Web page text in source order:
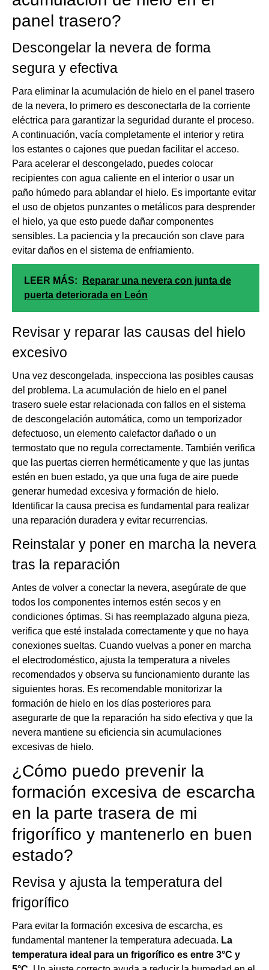
panel trasero?
Descongelar la nevera de forma
segura y efectiva
Para eliminar la acumulación de hielo en el panel trasero
de la nevera, lo primero es desconectarla de la corriente
eléctrica para garantizar la seguridad durante el proceso.
A continuación, vacía completamente el interior y retira
los estantes o cajones que puedan facilitar el acceso.
Para acelerar el descongelado, puedes colocar
recipientes con agua caliente en el interior o usar un
paño húmedo para ablandar el hielo. Es importante evitar
el uso de objetos punzantes o metálicos para desprender
el hielo, ya que esto puede dañar componentes
sensibles. La paciencia y la precaución son clave para
evitar daños en el sistema de enfriamiento.
LEER MÁS:
Reparar una nevera con junta de
puerta deteriorada en León
Revisar y reparar las causas del hielo
excesivo
Una vez descongelada, inspecciona las posibles causas
del problema. La acumulación de hielo en el panel
trasero suele estar relacionada con fallos en el sistema
de descongelación automática, como un temporizador
defectuoso, un elemento calefactor dañado o un
termostato que no regula correctamente. También verifica
que las puertas cierren herméticamente y que las juntas
estén en buen estado, ya que una fuga de aire puede
generar humedad excesiva y formación de hielo.
Identificar la causa precisa es fundamental para realizar
una reparación duradera y evitar recurrencias.
Reinstalar y poner en marcha la nevera
tras la reparación
Antes de volver a conectar la nevera, asegúrate de que
todos los componentes internos estén secos y en
condiciones óptimas. Si has reemplazado alguna pieza,
verifica que esté instalada correctamente y que no haya
conexiones sueltas. Cuando vuelvas a poner en marcha
el electrodoméstico, ajusta la temperatura a niveles
recomendados y observa su funcionamiento durante las
siguientes horas. Es recomendable monitorizar la
formación de hielo en los días posteriores para
asegurarte de que la reparación ha sido efectiva y que la
nevera mantiene su eficiencia sin acumulaciones
excesivas de hielo.
¿Cómo puedo prevenir la
formación excesiva de escarcha
en la parte trasera de mi
frigorífico y mantenerlo en buen
estado?
Revisa y ajusta la temperatura del
frigorífico
Para evitar la formación excesiva de escarcha, es
fundamental mantener la temperatura adecuada. La
temperatura ideal para un frigorífico es entre 3°C y